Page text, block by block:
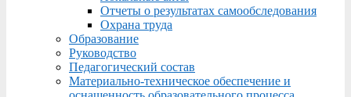
Отчеты о результатах самообследования
Охрана труда
Образование
Руководство
Педагогический состав
Материально-техническое обеспечение и